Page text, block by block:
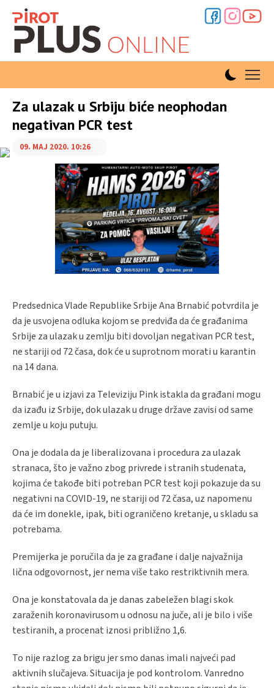
Za ulazak u Srbiju biće neophodan
negativan PCR test
09. MAJ 2020. 10:26
Predsednica Vlade Republike Srbije Ana Brnabić potvrdila je
da je usvojena odluka kojom se predviđa da će građanima
Srbije za ulazak u zemlju biti dovoljan negativan PCRtest,
ne stariji od 72 časa, dok će u suprotnom morati u karantin
na 14 dana.
Brnabić je u izjavi za Televiziju Pink istakla da građani mogu
da izađu iz Srbije, dok ulazak u druge države zavisi od same
zemlje u koju putuju.
Ona je dodala da je liberalizovana i procedura za ulazak
stranaca, što je važno zbog privrede i stranih studenata,
kojima će takođe biti potreban PCRtest koji pokazuje da su
negativni naCOVID-19, ne stariji od 72 časa, uz napomenu
da će im donekle, ipak, biti ograničeno kretanje, u skladu sa
potrebama.
Premijerka je poručila da je za građane i dalje najvažnija
lična odgovornost, jer nema više tako restriktivnih mera.
Ona je konstatovalada je danas zabeležen blagi skok
zaraženih koronavirusom u odnosu na juče, ali je bilo i više
testiranih, a procenat iznosi približno 1,6.
To nije razlog za brigu jer smo danas imali najveći pad
aktivnih slučajeva. Situacija je pod kontrolom. Vanredno